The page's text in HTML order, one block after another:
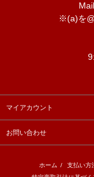
※(a)を@
マイアカウント
お問い合わせ
ホーム / 支払い方